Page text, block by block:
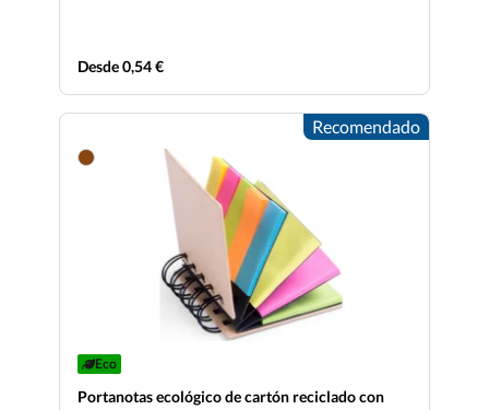
Desde 0,54 €
Recomendado
Eco
Portanotas ecológico de cartón reciclado con